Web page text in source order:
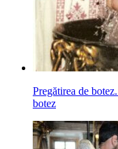
Pregătirea de
botez